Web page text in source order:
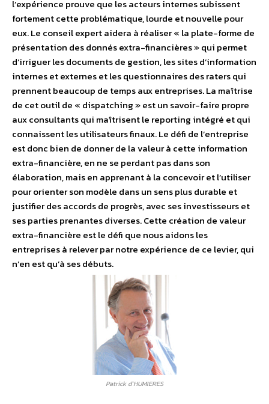
l’expérience prouve que les acteurs internes subissent
fortement cette problématique, lourde et nouvelle pour
eux. Le conseil expert aidera à réaliser « la plate-forme de
présentation des donnés extra-financières » qui permet
d’irriguer les documents de gestion, les sites d’information
internes et externes et les questionnaires des raters qui
prennent beaucoup de temps aux entreprises. La maîtrise
de cet outil de « dispatching » est un savoir-faire propre
aux consultants qui maîtrisent le reporting intégré et qui
connaissent les utilisateurs finaux. Le défi de l’entreprise
est donc bien de donner de la valeur à cette information
extra-financière, en ne se perdant pas dans son
élaboration, mais en apprenant à la concevoir et l’utiliser
pour orienter son modèle dans un sens plus durable et
justifier des accords de progrès, avec ses investisseurs et
ses parties prenantes diverses. Cette création de valeur
extra-financière est le défi que nous aidons les
entreprises à relever par notre expérience de ce levier, qui
n’en est qu’à ses débuts.
Patrick d’HUMIERES